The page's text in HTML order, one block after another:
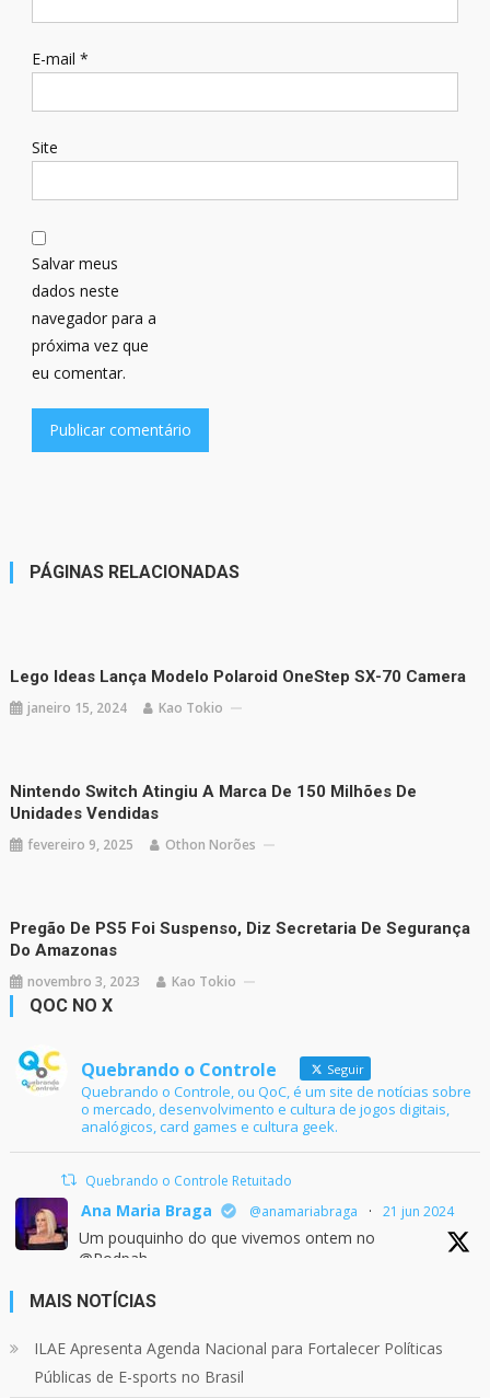
E-mail *
Site
Salvar meus
dados neste
navegador para a
próxima vez que
eu comentar.
PÁGINAS RELACIONADAS
Lego Ideas Lança Modelo Polaroid OneStep SX-70 Camera
janeiro 15, 2024 Kao Tokio
Nintendo Switch Atingiu A Marca De 150 Milhões De
Unidades Vendidas
fevereiro 9, 2025 Othon Norões
Pregão De PS5 Foi Suspenso, Diz Secretaria De Segurança
Do Amazonas
novembro 3, 2023 Kao Tokio
QOC NO X
Quebrando o Controle Seguir
Quebrando o Controle, ou QoC, é um site de notícias sobre
o mercado, desenvolvimento e cultura de jogos digitais,
analógicos, card games e cultura geek.
Quebrando o Controle Retuitado
Ana Maria Braga @anamariabraga · 21 jun 2024
Um pouquinho do que vivemos ontem no
@Podpah
MAIS NOTÍCIAS
ILAE Apresenta Agenda Nacional para Fortalecer Políticas
Públicas de E-sports no Brasil